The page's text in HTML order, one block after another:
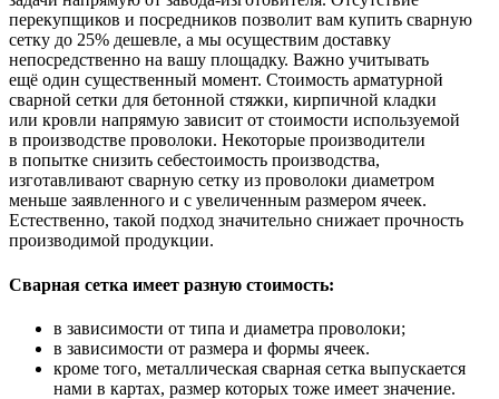
перекупщиков и посредников позволит вам купить сварную
сетку до 25% дешевле, а мы осуществим доставку
непосредственно на вашу площадку. Важно учитывать
ещё один существенный момент. Стоимость арматурной
сварной сетки для бетонной стяжки, кирпичной кладки
или кровли напрямую зависит от стоимости используемой
в производстве проволоки. Некоторые производители
в попытке снизить себестоимость производства,
изготавливают сварную сетку из проволоки диаметром
меньше заявленного и с увеличенным размером ячеек.
Естественно, такой подход значительно снижает прочность
производимой продукции.
Сварная сетка имеет разную стоимость:
в зависимости от типа и диаметра проволоки;
в зависимости от размера и формы ячеек.
кроме того, металлическая сварная сетка выпускается
нами в картах, размер которых тоже имеет значение.